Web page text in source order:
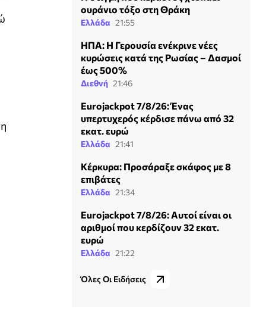
ουράνιο τόξο στη Θράκη
Ελλάδα 21:55
ΗΠΑ: Η Γερουσία ενέκρινε νέες
κυρώσεις κατά της Ρωσίας – Δασμοί
έως 500%
Διεθνή 21:46
Eurojackpot 7/8/26: Ένας
υπερτυχερός κέρδισε πάνω από 32
εκατ. ευρώ
Ελλάδα 21:41
Κέρκυρα: Προσάραξε σκάφος με 8
επιβάτες
Ελλάδα 21:34
Eurojackpot 7/8/26: Αυτοί είναι οι
αριθμοί που κερδίζουν 32 εκατ.
ευρώ
Ελλάδα 21:22
Όλες Οι Ειδήσεις